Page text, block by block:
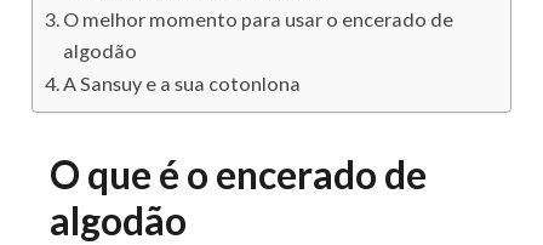
O melhor momento para usar o encerado de
algodão
A Sansuy e a sua cotonlona
O que é o encerado de
algodão